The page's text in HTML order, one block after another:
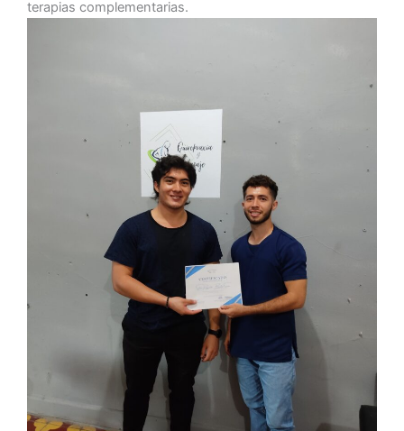
terapias complementarias.